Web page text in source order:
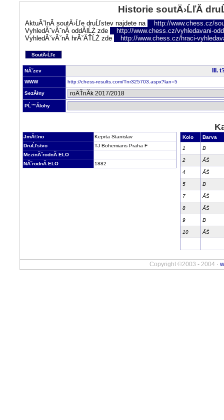
Historie soutÄ›ĹľĂ­
AktuĂˇlnĂ­ soutÄ›Ĺľe druĹľstev najdete na
http://www.chess.cz/
VyhledĂˇvĂˇnĂ­ oddĂ­lĹŻ zde
http://www.chess.cz/vyhledavani-
VyhledĂˇvĂˇnĂ­ hrĂˇÄŤĹŻ zde
http://www.chess.cz/hraci-
SoutÄ›Ĺľe
NĂˇzev III.
WWW http://chess-results.com/Tnr325703.aspx?lan=5
SezĂłny
PĹ™Ă­lohy
JmĂ©no
Keprta Stanislav
DruĹľstvo
TJ Bohemians Praha F
MezinĂˇrodnĂ­ ELO
NĂˇrodnĂ­ ELO
1882
Kolo
Barva
1
B
2 ÄŚ
4 ÄŚ
5 B
7 ÄŚ
8 ÄŚ
9 B
10 ÄŚ
Copyright ©2003 - 2004 ·